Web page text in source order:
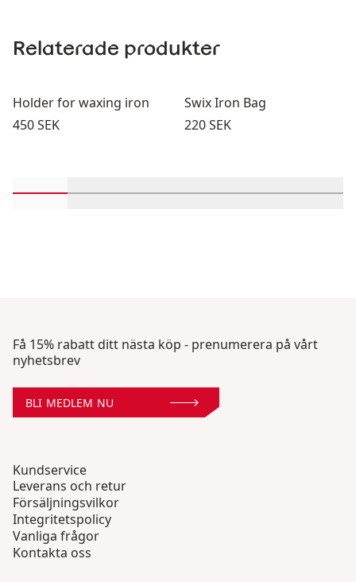
Relaterade produkter
Holder for waxing iron
Pris:
450 SEK
Swix Iron Bag
Pris:
220 SEK
Få 15% rabatt ditt nästa köp - prenumerera på vårt
nyhetsbrev
BLI MEDLEM NU
Kundservice
Leverans och retur
Försäljningsvilkor
Integritetspolicy
Vanliga frågor
Kontakta oss